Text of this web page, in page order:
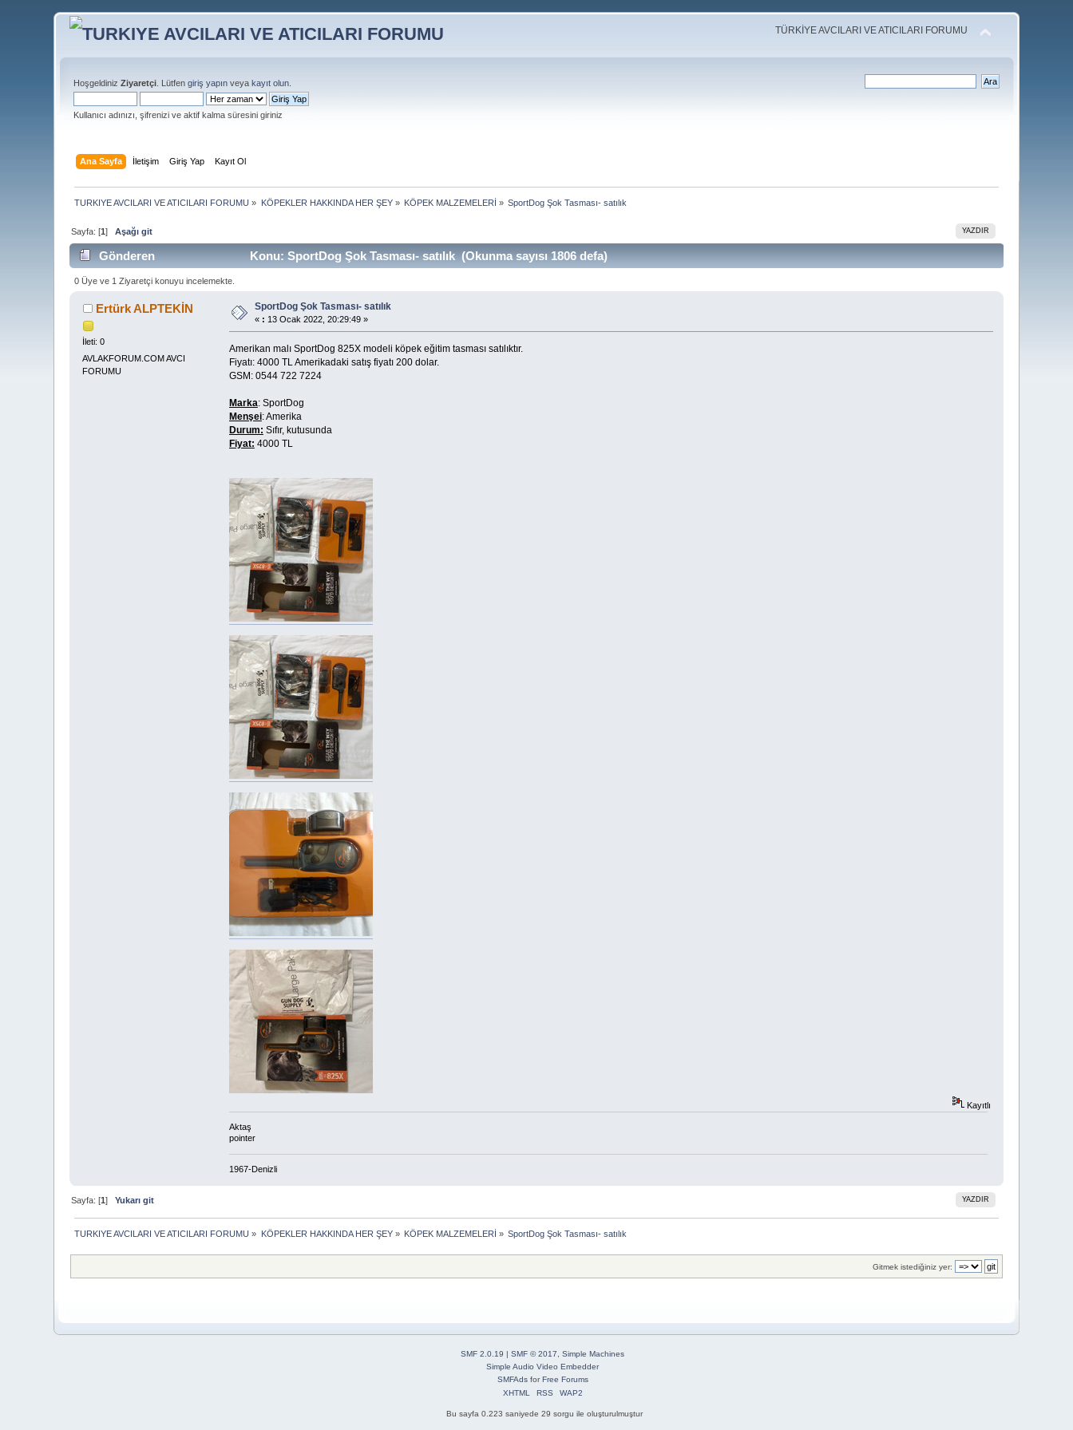
TÜRKİYE AVCILARI VE ATICILARI FORUMU
HoşgeldinizZiyaretçi . Lütfengiriş yapın veyakayıt olun
Kullanıcı adınızı, şifrenizi ve aktif kalma süresini giriniz
Ana Sayfa İletişim Giriş Yap Kayıt Ol
TURKIYE AVCILARI VE ATICILARI FORUMU » KÖPEKLER HAKKINDA HER ŞEY» KÖPEK MALZEMELERİ » SportDog Şok Tasması- satılık
YAZDIR
Sayfa: [1]Aşağı git
Gönderen Konu: SportDog Şok Tasması- satılık (Okunma sayısı 1806 defa)
0 Üye ve 1 Ziyaretçi konuyu incelemekte.
Ertürk ALPTEKİN
İleti: 0
AVLAKFORUM.COM AVCI
FORUMU
SportDog Şok Tasması- satılık
« : 13 Ocak 2022, 20:29:49 »
Amerikan malı SportDog 825X modeli köpek eğitim tasması satılıktır.
Fiyatı: 4000 TL Amerikadaki satış fiyatı 200 dolar.
GSM: 0544 722 7224
Marka: SportDog
Menşei: Amerika
Durum: Sıfır, kutusunda
Fiyat: 4000 TL
Kayıtlı
Aktaş
pointer
1967-Denizli
YAZDIR
Sayfa: [1]Yukarı git
TURKIYE AVCILARI VE ATICILARI FORUMU » KÖPEKLER HAKKINDA HER ŞEY» KÖPEK MALZEMELERİ » SportDog Şok Tasması- satılık
Gitmek istediğiniz yer:
SMF 2.0.19 | SMF © 2017
Simple Machines
Simple Audio Video Embedder
SMFAdsforFree Forums
XHTML
RSS WAP2
Bu sayfa 0.223 saniyede 29 sorgu ile oluşturulmuştur